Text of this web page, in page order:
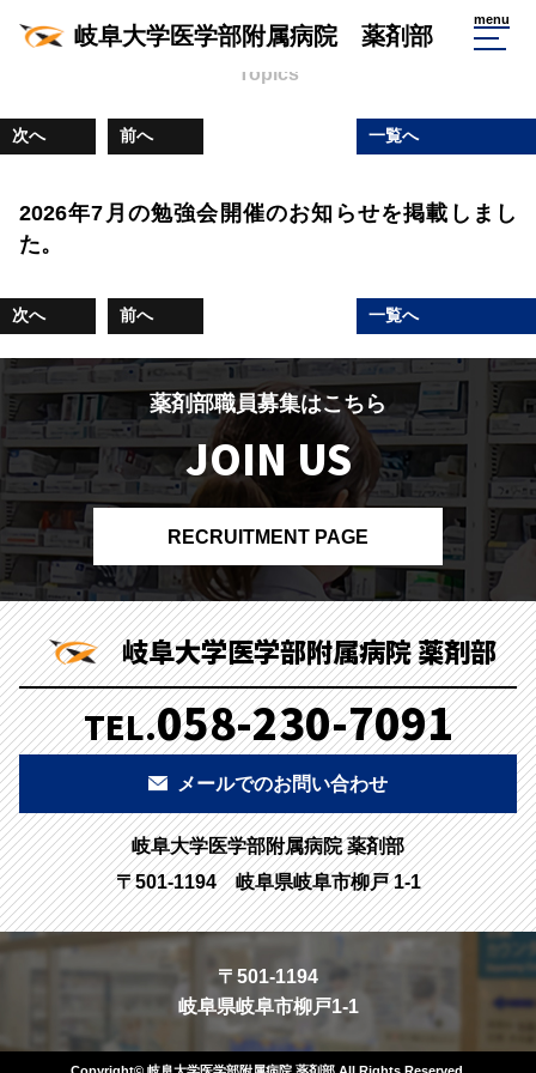
岐阜大学医学部附属病院 薬剤部
menu
Topics
次へ 前へ 一覧へ
2026年7月の勉強会開催のお知らせを掲載しまし
た。
次へ 前へ 一覧へ
薬剤部職員募集はこちら
JOIN US
RECRUITMENT PAGE
岐阜大学医学部附属病院 薬剤部
TEL.058-230-7091
メールでのお問い合わせ
岐阜大学医学部附属病院 薬剤部
〒501-1194 岐阜県岐阜市柳戸 1-1
〒501-1194
岐阜県岐阜市柳戸1-1